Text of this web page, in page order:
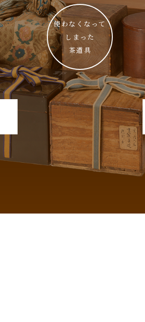
使わなくなって
しまった
茶道具